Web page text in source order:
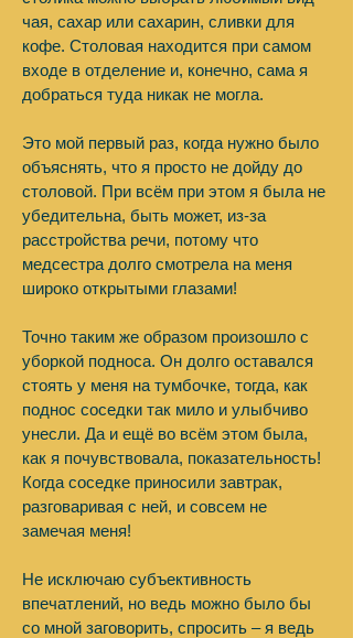
чая, сахар или сахарин, сливки для
кофе. Столовая находится при самом
входе в отделение и, конечно, сама я
добраться туда никак не могла.
Это мой первый раз, когда нужно было
объяснять, что я просто не дойду до
столовой. При всём при этом я была не
убедительна, быть может, из-за
расстройства речи, потому что
медсестра долго смотрела на меня
широко открытыми глазами!
Точно таким же образом произошло с
уборкой подноса. Он долго оставался
стоять у меня на тумбочке, тогда, как
поднос соседки так мило и улыбчиво
унесли. Да и ещё во всём этом была,
как я почувствовала, показательность!
Когда соседке приносили завтрак,
разговаривая с ней, и совсем не
замечая меня!
Не исключаю субъективность
впечатлений, но ведь можно было бы
со мной заговорить, спросить – я ведь